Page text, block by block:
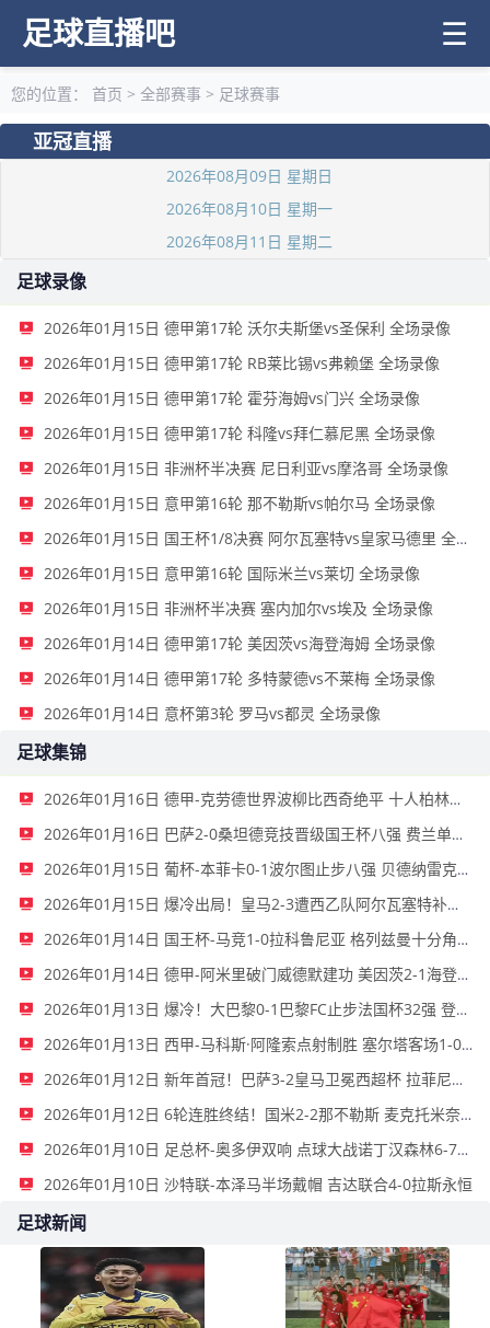
足球直播吧 ☰
您的位置： 首页 > 全部赛事 > 足球赛事
亚冠直播
2026年08月09日 星期日
2026年08月10日 星期一
2026年08月11日 星期二
足球录像
2026年01月15日 德甲第17轮 沃尔夫斯堡vs圣保利 全场录像
2026年01月15日 德甲第17轮 RB莱比锡vs弗赖堡 全场录像
2026年01月15日 德甲第17轮 霍芬海姆vs门兴 全场录像
2026年01月15日 德甲第17轮 科隆vs拜仁慕尼黑 全场录像
2026年01月15日 非洲杯半决赛 尼日利亚vs摩洛哥 全场录像
2026年01月15日 意甲第16轮 那不勒斯vs帕尔马 全场录像
2026年01月15日 国王杯1/8决赛 阿尔瓦塞特vs皇家马德里 全场录像
2026年01月15日 意甲第16轮 国际米兰vs莱切 全场录像
2026年01月15日 非洲杯半决赛 塞内加尔vs埃及 全场录像
2026年01月14日 德甲第17轮 美因茨vs海登海姆 全场录像
2026年01月14日 德甲第17轮 多特蒙德vs不莱梅 全场录像
2026年01月14日 意杯第3轮 罗马vs都灵 全场录像
足球集锦
2026年01月16日 德甲-克劳德世界波柳比西奇绝平 十人柏林联合1-1奥格斯堡
2026年01月16日 巴萨2-0桑坦德竞技晋级国王杯八强 费兰单刀球破门亚马尔建功
2026年01月15日 葡杯-本菲卡0-1波尔图止步八强 贝德纳雷克制胜帕夫利季斯失良机
2026年01月15日 爆冷出局！皇马2-3遭西乙队阿尔瓦塞特补时绝杀 无缘国王杯8强
2026年01月14日 国王杯-马竞1-0拉科鲁尼亚 格列兹曼十分角任意球破门+远射中横梁
2026年01月14日 德甲-阿米里破门威德默建功 美因茨2-1海登海姆
2026年01月13日 爆冷！大巴黎0-1巴黎FC止步法国杯32强 登贝莱失单刀埃梅里中框
2026年01月13日 西甲-马科斯·阿隆索点射制胜 塞尔塔客场1-0塞维利亚
2026年01月12日 新年首冠！巴萨3-2皇马卫冕西超杯 拉菲尼亚双响维尼修斯一条龙
2026年01月12日 6轮连胜终结！国米2-2那不勒斯 麦克托米奈双响恰20点射孔蒂染红
2026年01月10日 足总杯-奥多伊双响 点球大战诺丁汉森林6-7雷克瑟姆
2026年01月10日 沙特联-本泽马半场戴帽 吉达联合4-0拉斯永恒
足球新闻